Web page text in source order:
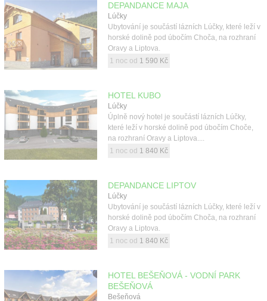
DEPANDANCE MAJA
Lúčky
Ubytování je součástí lázních Lúčky, které leží v
horské dolině pod úbočím Choča, na rozhraní
Oravy a Liptova.
1 noc od 1 590 Kč
HOTEL KUBO
Lúčky
Úplně nový hotel je součástí lázních Lúčky,
které leží v horské dolině pod úbočím Choče,
na rozhraní Oravy a Liptova....
1 noc od 1 840 Kč
DEPANDANCE LIPTOV
Lúčky
Ubytování je součástí lázních Lúčky, které leží v
horské dolině pod úbočím Choča, na rozhraní
Oravy a Liptova.
1 noc od 1 840 Kč
HOTEL BEŠEŇOVÁ - VODNÍ PARK
BEŠEŇOVÁ
Bešeňová